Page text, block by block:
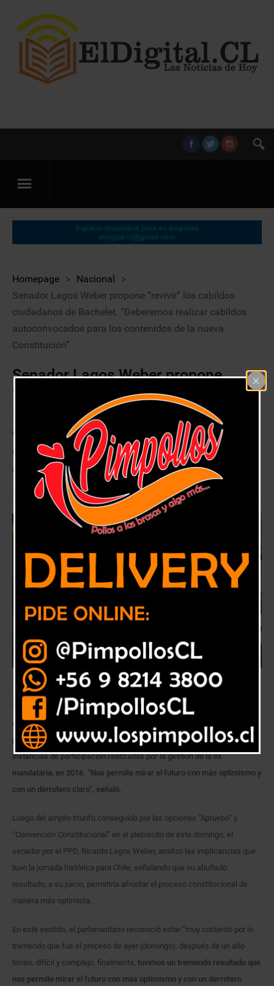
Homepage > Nacional
>
Senador Lagos Weber propone “revivir” los cabildos
ciudadanos de Bachelet. “Deberemos realizar cabildos
autoconvocados para los contenidos de la nueva
Constitución”
Senador Lagos Weber propone
“revivir” los cabildos ciudadanos de
Bachelet. “Deberemos realizar
cabildos autoconvocados para los
contenidos de la nueva
Constitución”
26 octubre, 2020
Tras el contundente triunfo de este fin de semana, de las opciones
“Apruebo” y “Convención Constitucional” en el plebiscito constituyente,
el parlamentario PPD planteó la necesidad de prepararse para iniciar el
proceso de construcción de una nueva carta magna, reeditando las
instancias de participación realizadas por la gestión de la ex
mandataria, en 2016. “Nos permite mirar el futuro con más optimismo y
con un derrotero claro”, señaló.
Luego del amplio triunfo conseguido por las opciones “Apruebo” y
“Convención Constitucional” en el plebiscito de este domingo, el
senador por el PPD, Ricardo Lagos Weber, analizó las implicancias que
tuvo la jornada histórica para Chile, señalando que su abultado
resultado, a su juicio, permitiría afrontar el proceso constitucional de
manera más optimista.
En este sentido, el parlamentario reconoció estar “muy contento por lo
tremendo que fue el proceso de ayer (domingo), después de un año
tenso, difícil y complejo, finalmente, tuvimos un tremendo resultado que
nos permite mirar el futuro con más optimismo y con un derrotero